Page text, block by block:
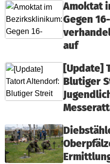
Amoktat
Gegen
auf
[Update]
Blutiger